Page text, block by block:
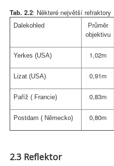
Tab. 2.2: Některé největší refraktory
Dalekohled
Průměr
objektivu
Yerkes (USA) 1,02m
Lizat (USA) 0,91m
Paříž ( Francie) 0,83m
Postdam ( Německo) 0,80m
2.3 Reflektor